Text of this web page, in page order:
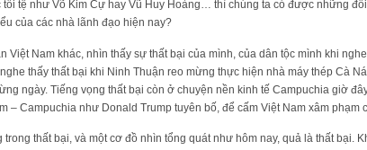
tệ như Võ Kim Cự hay Vũ Huy Hoàng… thì chúng ta có được những
của các nhà lãnh đạo hiện nay?
Nam khác, nhìn thấy sự thất bại của mình, của dân tộc mình khi
thấy thất bại khi Ninh Thuận reo mừng thực hiện nhà máy thép Cà
ngày. Tiếng vọng thất bại còn ở chuyện nền kinh tế Campuchia giờ
– Campuchia như Donald Trump tuyên bố, để cấm Việt Nam xâm phạm
thất bại, và một cơ đồ nhìn tổng quát như hôm nay, quả là thất bại.